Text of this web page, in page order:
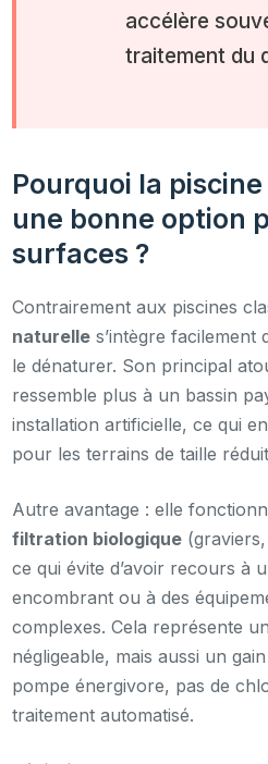
accélère
traitement du
Pourquoi la
une bonne option
surfaces ?
Contrairement aux piscines
naturelle s’intègre facilement
le dénaturer. Son principal
ressemble plus à un bassin
installation artificielle, ce qui
pour les terrains de taille
Autre avantage : elle
filtration biologique
ce qui évite d’avoir recours à
encombrant ou à des
complexes. Cela représente
négligeable, mais aussi un
pompe énergivore, pas de
traitement automatisé.